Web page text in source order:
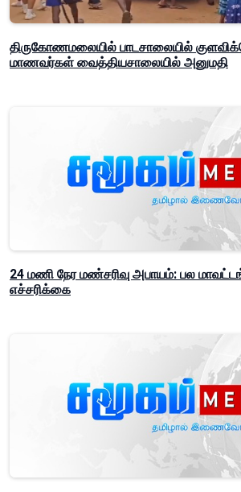
திருகோணமலையில் பாடசாலையில்
மாணவர்கள் வைத்தியசாலையில் அனுமதி
24 மணி நேர மண்சரிவு அபாயம்: பல
எச்சரிக்கை